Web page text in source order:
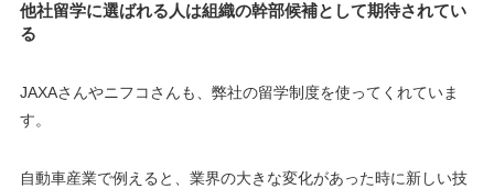
他社留学に選ばれる人は組織の幹部候補として期待されてい
る
JAXAさんやニフコさんも、弊社の留学制度を使ってくれていま
す。
自動車産業で例えると、業界の大きな変化があった時に新しい技